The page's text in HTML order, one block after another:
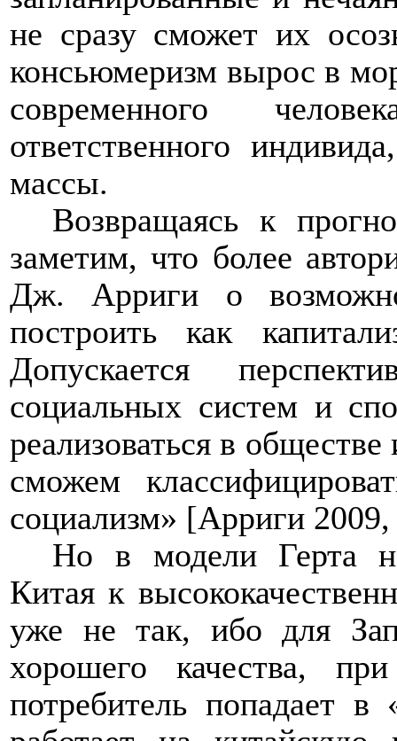
не сразу сможет их
консьюмеризм вырос в
современного
ответственного
массы.
Возвращаясь к
заметим, что более
Дж. Арриги о
построить как
Допускается
социальных систем и
реализоваться в
сможем
социализм» [Арриги
Но в модели Герта
Китая к
уже не так, ибо для
хорошего качества,
потребитель попадает в